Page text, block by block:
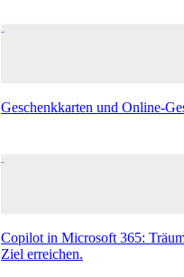
Geschenkkarten und Online-
Copilot in Microsoft 365:
Ziel erreichen.